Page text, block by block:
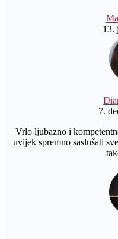
13.
7.
Vrlo ljubazno i
uvijek spremno saslušati